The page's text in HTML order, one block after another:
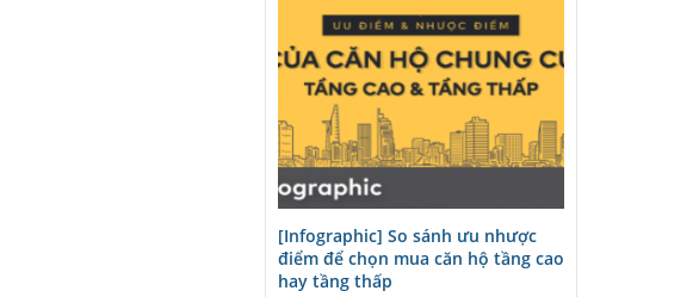
[Infographic] So sánh ưu nhược
điểm để chọn mua căn hộ tầng cao
hay tầng thấp